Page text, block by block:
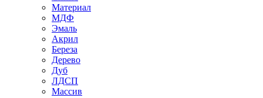
Материал
МДФ
Эмаль
Акрил
Береза
Дерево
Дуб
ЛДСП
Массив